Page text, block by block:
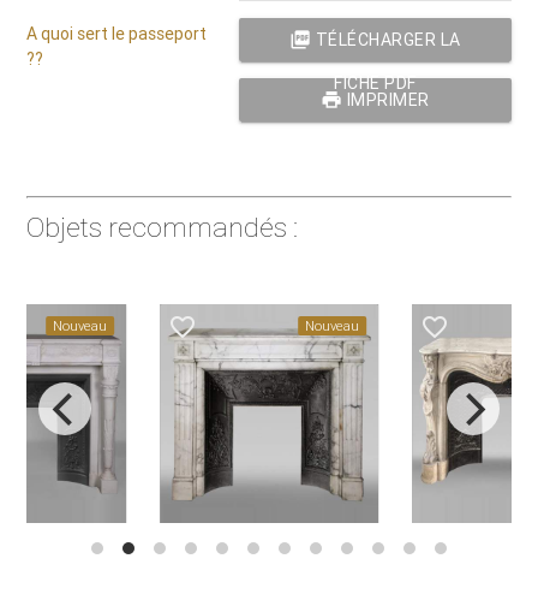
A quoi sert le passeport
??
picture_as_pdf TÉLÉCHARGER LA
FICHE PDF
print IMPRIMER
Objets recommandés :
Nouveau favorite_border Nouveau